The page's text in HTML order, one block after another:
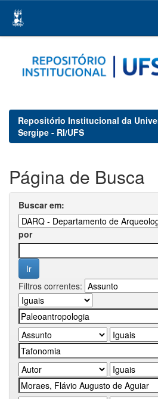
navigation
Repositório Institucional da
Sergipe - RI/UFS
Página de Busca
Buscar em:
por
Filtros correntes: